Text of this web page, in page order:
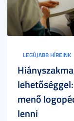
LEGÚJABB HÍREINK
menő
lenni